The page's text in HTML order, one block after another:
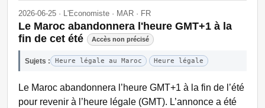
2026-06-25 · L'Economiste · MAR · FR
Le Maroc abandonnera l'heure GMT+1 à la
fin de cet été
Accès non précisé
Sujets : Heure légale au Maroc Heure légale
Le Maroc abandonnera l’heure GMT+1 à la fin de l’été
pour revenir à l’heure légale (GMT). L’annonce a été